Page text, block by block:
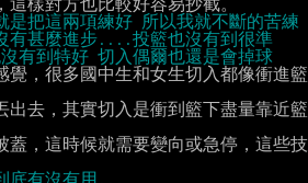
覺，很多國中生和女生切入都像衝進籃
出去，其實切入是衝到籃下盡量靠近籃
蓋，這時候就需要變向或急停，這些技